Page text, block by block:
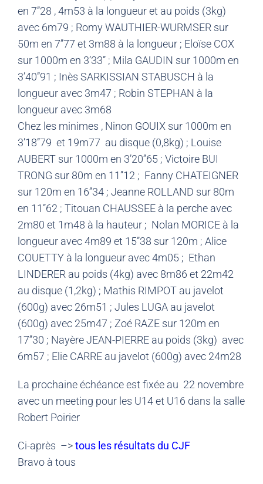
en 7’’28 , 4m53 à la longueur et au poids (3kg)
avec 6m79 ; Romy WAUTHIER-WURMSER sur
50m en 7’’77 et 3m88 à la longueur ; Eloïse COX
sur 1000m en 3’33’’ ; Mila GAUDIN sur 1000m en
3’40’’91 ; Inès SARKISSIAN STABUSCH à la
longueur avec 3m47 ; Robin STEPHAN à la
longueur avec 3m68
Chez les minimes , Ninon GOUIX sur 1000m en
3’18’’79 et 19m77 au disque (0,8kg) ; Louise
AUBERT sur 1000m en 3’20’’65 ; Victoire BUI
TRONG sur 80m en 11’’12 ; Fanny CHATEIGNER
sur 120m en 16’’34 ; Jeanne ROLLAND sur 80m
en 11’’62 ; Titouan CHAUSSEE à la perche avec
2m80 et 1m48 à la hauteur ; Nolan MORICE à la
longueur avec 4m89 et 15’’38 sur 120m ; Alice
COUETTY à la longueur avec 4m05 ; Ethan
LINDERER au poids (4kg) avec 8m86 et 22m42
au disque (1,2kg) ; Mathis RIMPOT au javelot
(600g) avec 26m51 ; Jules LUGA au javelot
(600g) avec 25m47 ; Zoé RAZE sur 120m en
17’’30 ; Nayère JEAN-PIERRE au poids (3kg) avec
6m57 ; Elie CARRE au javelot (600g) avec 24m28
La prochaine échéance est fixée au 22 novembre
avec un meeting pour les U14 et U16 dans la salle
Robert Poirier
Ci-après –>tous les résultats du CJF
Bravo à tous